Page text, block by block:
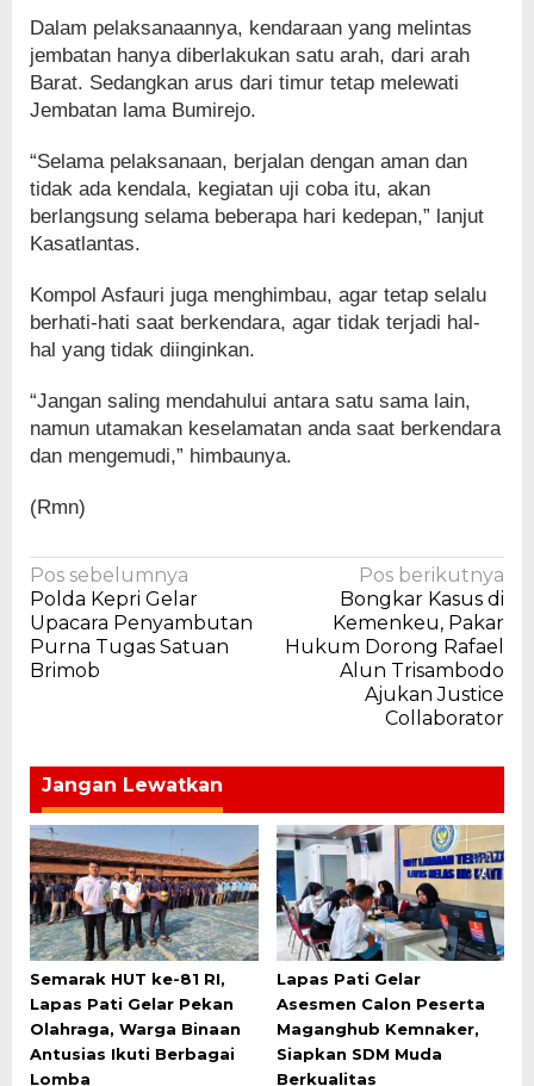
Dalam pelaksanaannya, kendaraan yang melintas
jembatan hanya diberlakukan satu arah, dari arah
Barat. Sedangkan arus dari timur tetap melewati
Jembatan lama Bumirejo.
“Selama pelaksanaan, berjalan dengan aman dan
tidak ada kendala, kegiatan uji coba itu, akan
berlangsung selama beberapa hari kedepan,” lanjut
Kasatlantas.
Kompol Asfauri juga menghimbau, agar tetap selalu
berhati-hati saat berkendara, agar tidak terjadi hal-
hal yang tidak diinginkan.
“Jangan saling mendahului antara satu sama lain,
namun utamakan keselamatan anda saat berkendara
dan mengemudi,” himbaunya.
(Rmn)
Navigasi
pos
Pos sebelumnya
Polda Kepri Gelar
Upacara Penyambutan
Purna Tugas Satuan
Brimob
Pos berikutnya
Bongkar Kasus di
Kemenkeu, Pakar
Hukum Dorong Rafael
Alun Trisambodo
Ajukan Justice
Collaborator
Jangan Lewatkan
Semarak HUT ke-81 RI,
Lapas Pati Gelar Pekan
Olahraga, Warga Binaan
Antusias Ikuti Berbagai
Lomba
Lapas Pati Gelar
Asesmen Calon Peserta
Maganghub Kemnaker,
Siapkan SDM Muda
Berkualitas